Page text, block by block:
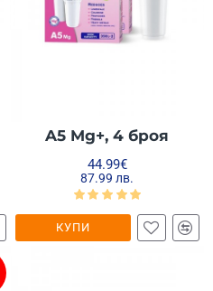
A5 Mg+, 4 броя
44.99€
87.99 лв.
КУПИ